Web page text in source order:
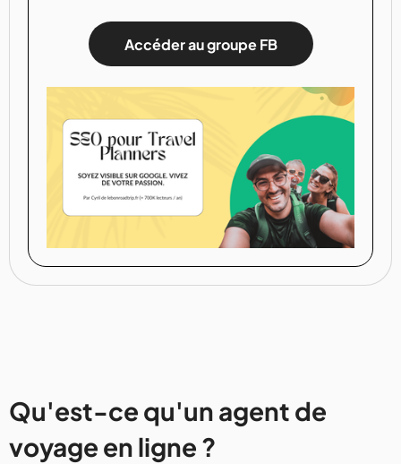
Accéder au groupe FB
Qu'est-ce qu'un agent de
voyage en ligne ?